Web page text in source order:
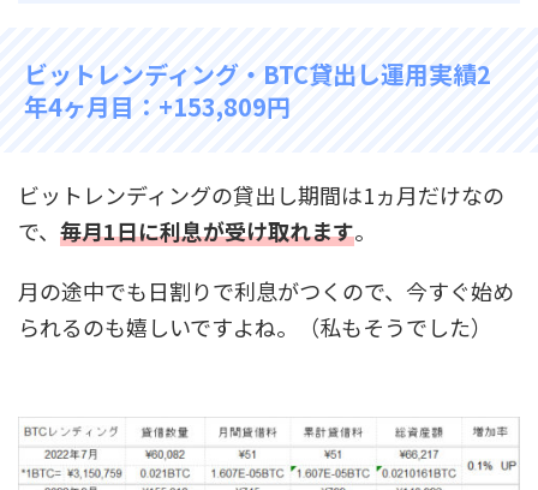
ビットレンディング・BTC貸出し運用実績2
年4ヶ月目：+153,809円
ビットレンディングの貸出し期間は1ヵ月だけなの
で、 毎月1日に利息が受け取れます。
月の途中でも日割りで利息がつくので、今すぐ始め
られるのも嬉しいですよね。（私もそうでした）